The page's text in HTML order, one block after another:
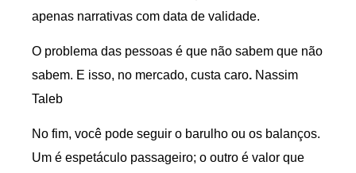
apenas narrativas com data de validade.
O problema das pessoas é que não sabem que não
sabem. E isso, no mercado, custa caro. Nassim
Taleb
No fim, você pode seguir o barulho ou os balanços.
Um é espetáculo passageiro; o outro é valor que